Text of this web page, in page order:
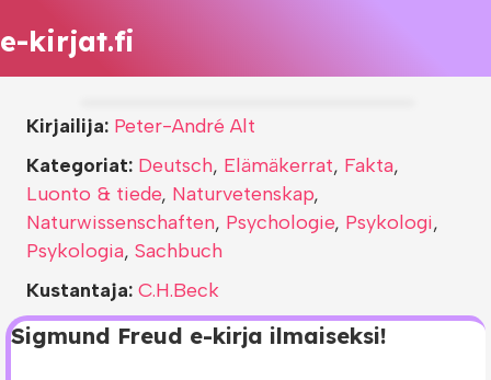
e-kirjat.fi
Sigmund Freud e-kirja ilmaiseksi!
Kirjailija: Peter-André Alt
Kategoriat: Deutsch, Elämäkerrat, Fakta,
Luonto & tiede, Naturvetenskap,
Naturwissenschaften, Psychologie, Psykologi,
Psykologia, Sachbuch
Kustantaja: C.H.Beck